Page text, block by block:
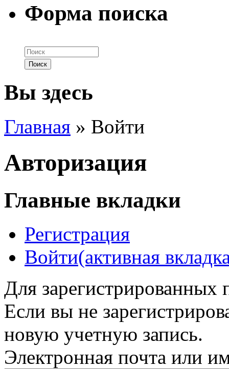
Форма поиска
Вы здесь
Главная » Войти
Авторизация
Главные вкладки
Регистрация
Войти(активная
Для зарегистрированных
Если вы не
новую учетную запись.
Электронная почта или